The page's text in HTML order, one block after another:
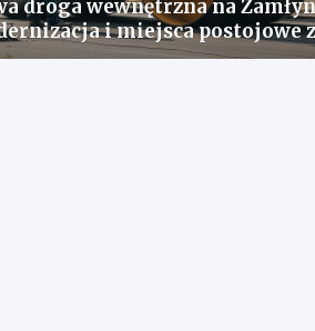
droga wewnętrzna na
i miejsca postojowe